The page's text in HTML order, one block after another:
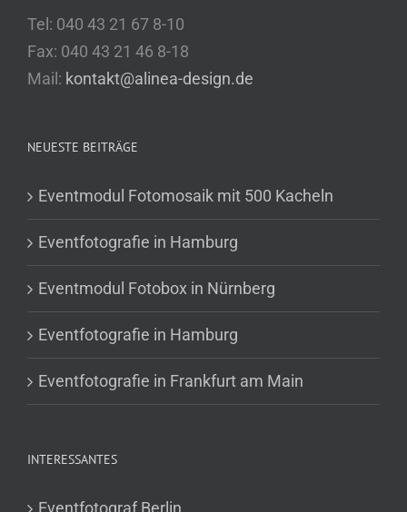
Tel: 040 43 21 67 8-10
Fax: 040 43 21 46 8-18
Mail: kontakt@alinea-design.de
NEUESTE BEITRÄGE
Eventmodul Fotomosaik mit 500 Kacheln
Eventfotografie in Hamburg
Eventmodul Fotobox in Nürnberg
Eventfotografie in Hamburg
Eventfotografie in Frankfurt am Main
INTERESSANTES
Eventfotograf Berlin